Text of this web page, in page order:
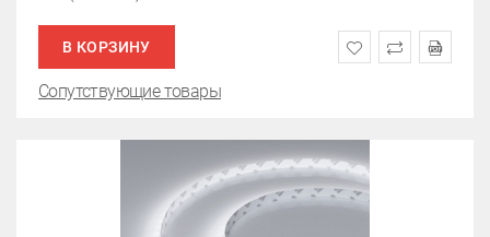
В КОРЗИНУ
Сопутствующие товары